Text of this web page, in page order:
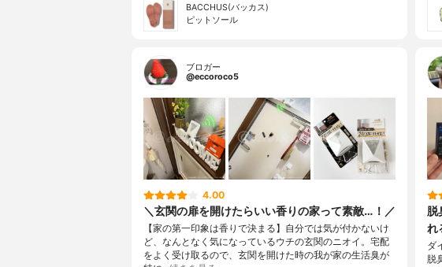
BACCHUS(バッカス)
ピットソール
ブロガー
@eccoroco5
4.00
＼玄関の扉を開けたらいい香りの家って素敵…！／
【家の第一印象は香りで決まる】自分では気が付かないけ
ど、なんとなく気になっているウチの玄関のニオイ。宅配
をよく受け取るので、玄関を開けた時の我が家の生活臭が
脱
れ
ダ
脱